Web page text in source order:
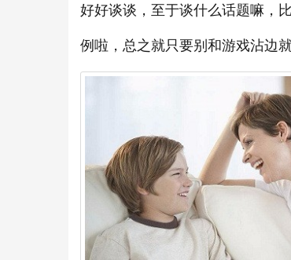
好好谈谈，至于谈什么话题嘛，
例啦，总之就只要别和游戏沾边就